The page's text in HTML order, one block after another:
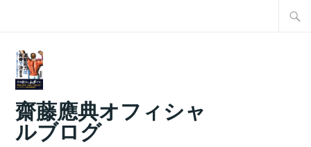
齋藤應典オフィシャ
ルブログ